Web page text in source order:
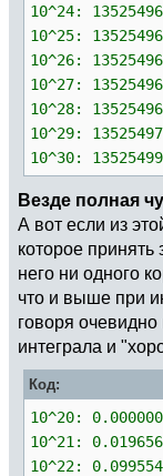
10^24:
10^25:
10^26:
10^27:
10^28:
10^29:
10^30:
Везде полная
А вот если из
которое
него ни одного
что и выше при
говоря
интеграла и
Код:
10^20:
10^21:
10^22: